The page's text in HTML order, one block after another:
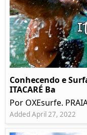
Conhecendo e
ITACARÉ Ba
Por OXEsurfe.
Added April 27, 2022